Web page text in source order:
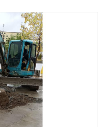
消防管道漏水
排水管道漏水
管道疏通